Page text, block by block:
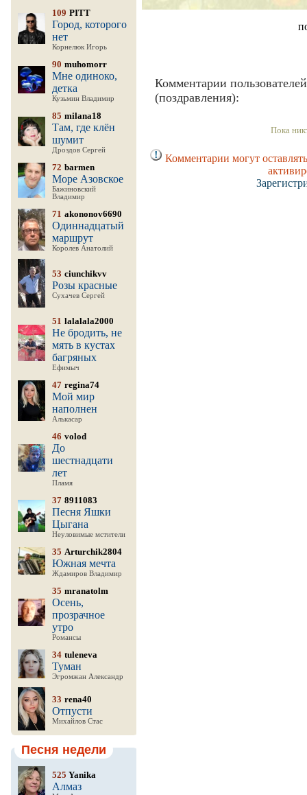
109 PITT
Город, которого
нет
Корнелюк Игорь
90 muhomorr
Мне одиноко,
детка
Кузьмин Владимир
85 milana18
Там, где клён
шумит
Дроздов Сергей
72 barmen
Море Азовское
Бажиновский
Владимир
71 akononov6690
Одиннадцатый
маршрут
Королев Анатолий
53 ciunchikvv
Розы красные
Сухачев Сергей
51 lalalala2000
Не бродить, не
мять в кустах
багряных
Ефимыч
47 regina74
Мой мир
наполнен
Алькасар
46 volod
До
шестнадцати
лет
Пламя
37 8911083
Песня Яшки
Цыгана
Неуловимые мстители
35 Arturchik2804
Южная мечта
Ждамиров Владимир
35 mranatolm
Осень,
прозрачное
утро
Романсы
34 tuleneva
Туман
Эгромжан Александр
33 rena40
Отпусти
Михайлов Стас
Песня недели
525 Yanika
Алмаз
Комментарии пользователей
(поздравления):
Пока
Комментарии могут